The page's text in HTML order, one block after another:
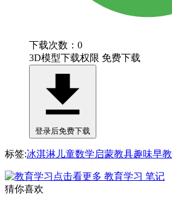
下载次数：0
3D模型下载权限 免费下载
登录后免费下载
标签:冰淇淋 儿童数学 启蒙教具趣味早教
点击看更多 教育学习 笔记
猜你喜欢